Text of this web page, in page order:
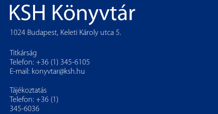
1024 Budapest, Keleti Károly utca 5.
Titkárság
Telefon: +36 (1) 345-6105
E-mail: konyvtar@ksh.hu
Tájékoztatás
Telefon: +36 (1)
345-6036